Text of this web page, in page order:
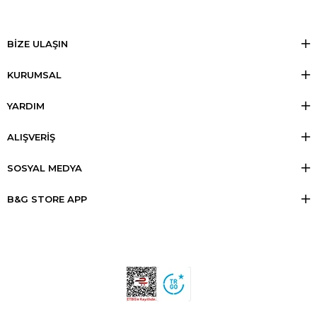
BİZE ULAŞIN
KURUMSAL
YARDIM
ALIŞVERİŞ
SOSYAL MEDYA
B&G STORE APP